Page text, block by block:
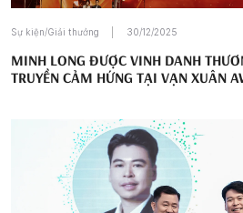
Sự kiện/Giải thưởng 30/12/2025
MINH LONG ĐƯỢC VINH DANH
TRUYỀN CẢM HỨNG TẠI VẠN XUÂN